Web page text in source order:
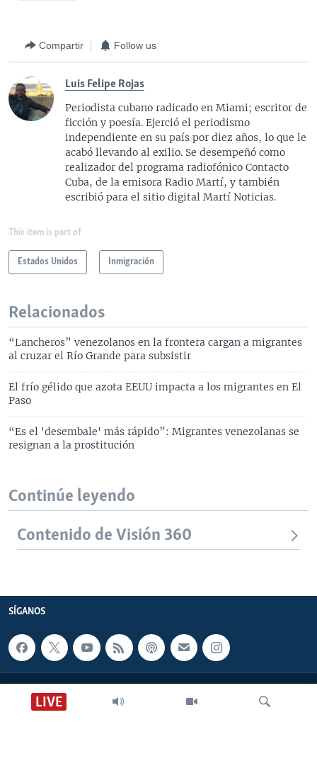
LIVE
Compartir Follow us
Luis Felipe Rojas
Periodista cubano radicado en Miami; escritor de
ficción y poesía. Ejerció el periodismo
independiente en su país por diez años, lo que le
acabó llevando al exilio. Se desempeñó como
realizador del programa radiofónico Contacto
Cuba, de la emisora Radio Martí, y también
escribió para el sitio digital Martí Noticias.
This item is part of
Estados Unidos Inmigración
Relacionados
“Lancheros” venezolanos en la frontera cargan a migrantes
al cruzar el Río Grande para subsistir
El frío gélido que azota EEUU impacta a los migrantes en El
Paso
“Es el 'desembale' más rápido”: Migrantes venezolanas se
resignan a la prostitución
Continúe leyendo
Contenido de Visión 360
SÍGANOS